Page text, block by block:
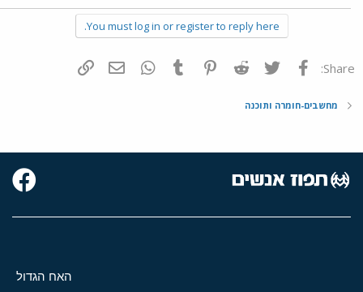
You must log in or register to reply here.
Share: פייסבוק Twitter
Reddit
Pinterest
Tumblr
WhatsAppדואר אלקטרוני
מחשבים-חומרה ותוכנה
האח הגדול